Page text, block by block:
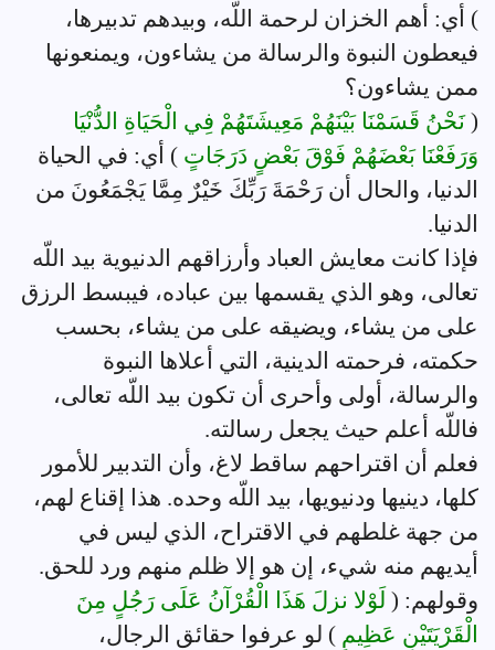
) أي: أهم الخزان لرحمة اللّه، وبيدهم تدبيرها،
فيعطون النبوة والرسالة من يشاءون، ويمنعونها
ممن يشاءون؟
(نَحْنُ قَسَمْنَا بَيْنَهُمْ مَعِيشَتَهُمْ فِي الْحَيَاةِ الدُّنْيَا
وَرَفَعْنَا بَعْضَهُمْ فَوْقَ بَعْضٍ دَرَجَاتٍ ) أي: في الحياة
الدنيا، والحال أن رَحْمَةَ رَبِّكَ خَيْرٌ مِمَّا يَجْمَعُونَ من
الدنيا.
فإذا كانت معايش العباد وأرزاقهم الدنيوية بيد اللّه
تعالى، وهو الذي يقسمها بين عباده، فيبسط الرزق
على من يشاء، ويضيقه على من يشاء، بحسب
حكمته، فرحمته الدينية، التي أعلاها النبوة
والرسالة، أولى وأحرى أن تكون بيد اللّه تعالى،
فاللّه أعلم حيث يجعل رسالته.
فعلم أن اقتراحهم ساقط لاغ، وأن التدبير للأمور
كلها، دينيها ودنيويها، بيد اللّه وحده. هذا إقناع لهم،
من جهة غلطهم في الاقتراح، الذي ليس في
أيديهم منه شيء، إن هو إلا ظلم منهم ورد للحق.
وقولهم: ( لَوْلا نزلَ هَذَا الْقُرْآنُ عَلَى رَجُلٍ مِنَ
الْقَرْيَتَيْنِ عَظِيمٍ ) لو عرفوا حقائق الرجال،